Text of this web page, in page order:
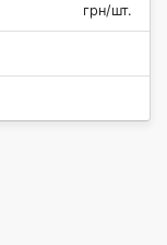
грн/шт.